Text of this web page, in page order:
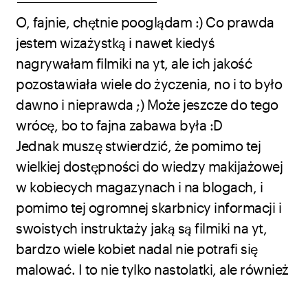
O, fajnie, chętnie pooglądam :) Co prawda
jestem wizażystką i nawet kiedyś
nagrywałam filmiki na yt, ale ich jakość
pozostawiała wiele do życzenia, no i to było
dawno i nieprawda ;) Może jeszcze do tego
wrócę, bo to fajna zabawa była :D
Jednak muszę stwierdzić, że pomimo tej
wielkiej dostępności do wiedzy makijażowej
w kobiecych magazynach i na blogach, i
pomimo tej ogromnej skarbnicy informacji i
swoistych instruktaży jaką są filmiki na yt,
bardzo wiele kobiet nadal nie potrafi się
malować. I to nie tylko nastolatki, ale również